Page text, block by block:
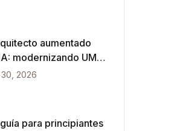
aumentado
modernizando UML
ágil
2026
para principiantes